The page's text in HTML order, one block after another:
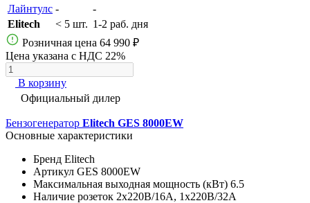
Лайнтулс -
-
Elitech
< 5 шт. 1-2 раб. дня
Розничная цена 64 990 ₽
Цена указана с НДС 22%
В корзину
Официальный дилер
Бензогенератор Elitech GES 8000EW
Основные характеристики
Бренд Elitech
Артикул GES 8000EW
Максимальная выходная мощность (кВт) 6.5
Наличие розеток 2х220В/16A, 1х220В/32A